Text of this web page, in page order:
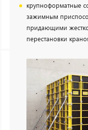
крупноформатные
зажимным
придающими
перестановки